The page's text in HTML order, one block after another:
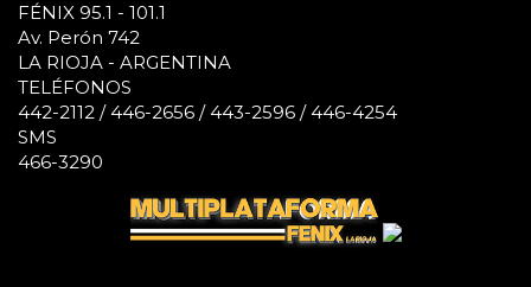
FÉNIX 95.1 - 101.1
Av. Perón 742
LA RIOJA - ARGENTINA
TELÉFONOS
442-2112 / 446-2656 / 443-2596 / 446-4254
SMS
466-3290